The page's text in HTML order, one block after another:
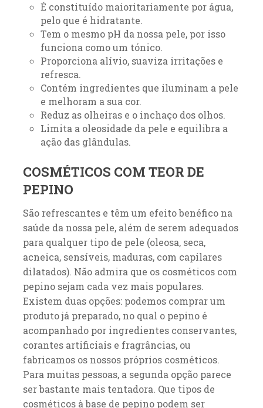
É constituído maioritariamente por água,
pelo que é hidratante.
Tem o mesmo pH da nossa pele, por isso
funciona como um tónico.
Proporciona alívio, suaviza irritações e
refresca.
Contém ingredientes que iluminam a pele
e melhoram a sua cor.
Reduz as olheiras e o inchaço dos olhos.
Limita a oleosidade da pele e equilibra a
ação das glândulas.
COSMÉTICOS COM TEOR DE
PEPINO
São refrescantes e têm um efeito benéfico na
saúde da nossa pele, além de serem adequados
para qualquer tipo de pele (oleosa, seca,
acneica, sensíveis, maduras, com capilares
dilatados). Não admira que os cosméticos com
pepino sejam cada vez mais populares.
Existem duas opções: podemos comprar um
produto já preparado, no qual o pepino é
acompanhado por ingredientes conservantes,
corantes artificiais e fragrâncias, ou
fabricamos os nossos próprios cosméticos.
Para muitas pessoas, a segunda opção parece
ser bastante mais tentadora. Que tipos de
cosméticos à base de pepino podem ser